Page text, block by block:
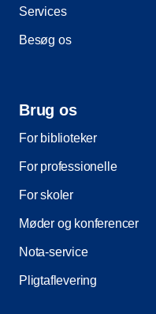
Services
Besøg os
Brug os
For biblioteker
For professionelle
For skoler
Møder og konferencer
Nota-service
Pligtaflevering